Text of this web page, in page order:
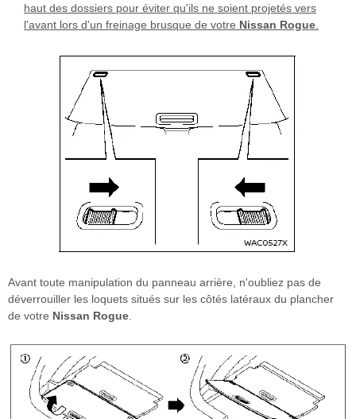
haut des dossiers pour éviter qu'ils ne soient projetés vers
l'avant lors d'un freinage brusque de votre Nissan Rogue
Avant toute manipulation du panneau arrière, n'oubliez pas de
déverrouiller les loquets situés sur les côtés latéraux du plancher
de votre Nissan Rogue